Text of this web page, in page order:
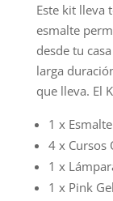
Este kit lleva
esmalte
desde tu
larga
que lleva. El
1 x
4 x Cursos
1 x
1 x Pink